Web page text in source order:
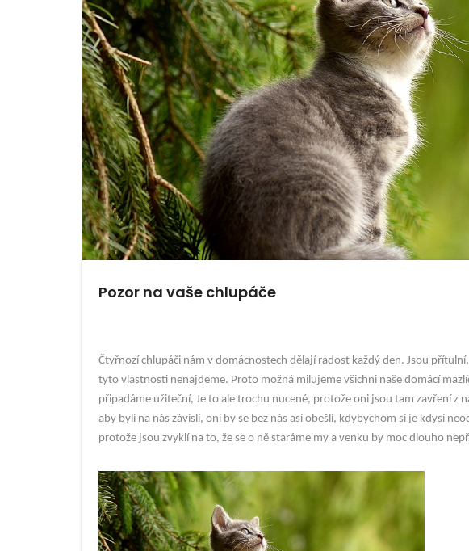
Pozor na vaše chlupáče
Čtyřnozí chlupáči nám v domácnostech dělají radost každý den. Jsou
tyto vlastnosti nenajdeme. Proto možná milujeme všichni naše domácí
připadáme užiteční, Je to ale trochu nucené, protože oni jsou tam zavření z
aby byli na nás závislí, oni by se bez nás asi obešli, kdybychom si je kdysi
protože jsou zvyklí na to, že se o ně staráme my a venku by moc dlouho